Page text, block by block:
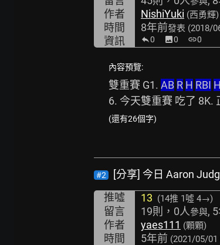
作者 NishiYuki (西勇輝)
時間 8年前發表 (2018/
資訊 0 image0 link0
內容預覽:
雙重賽 G1. AB R H RBI
6. 今天雙重賽 吃了 8K.
(還有26個字)
#2
[分享] 今日 Aaron
推噓
13 (14推 1噓 4→)
留言 19則，0人參與,
作者 yaes111 (顆顆)
時間 5年前 (2021/05/01